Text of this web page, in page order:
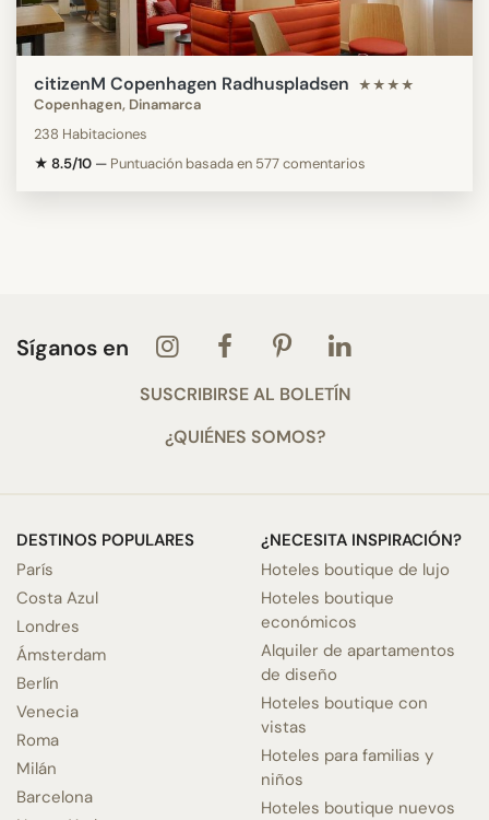
citizenM Copenhagen Radhuspladsen ★★★★
Copenhagen, Dinamarca
238 Habitaciones
★ 8.5/10 — Puntuación basada en 577 comentarios
Síganos en
SUSCRIBIRSE AL BOLETÍN
¿QUIÉNES SOMOS?
DESTINOS POPULARES
París
Costa Azul
Londres
Ámsterdam
Berlín
Venecia
Roma
Milán
Barcelona
¿NECESITA INSPIRACIÓN?
Hoteles boutique de lujo
Hoteles boutique
económicos
Alquiler de apartamentos
de diseño
Hoteles boutique con
vistas
Hoteles para familias y
niños
Hoteles boutique nuevos